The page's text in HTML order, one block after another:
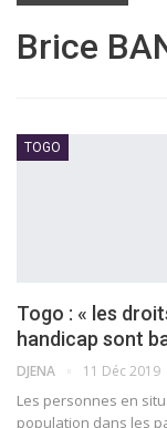
Brice
TOGO
Togo : « les
handicap sont
DJENA 11 Déc 2019
Les personnes en
population dans les